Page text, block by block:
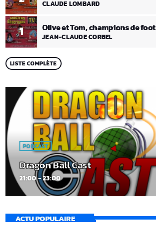
1 Olive et Tom, champions de foot
JEAN-CLAUDE CORBEL
CLAUDE LOMBARD
LISTE COMPLÈTE
PODCAST
Dragon Ball Cast
21:00 - 23:00
ACTU POPULAIRE